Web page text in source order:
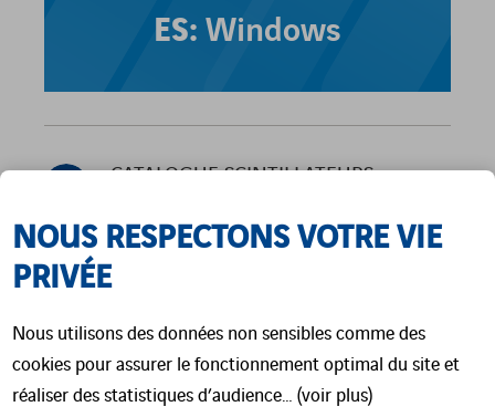
ES:Windows
CATALOGUE SCINTILLATEURS
NOUS RESPECTONS VOTRE VIE
PRIVÉE
Nous utilisons des données non sensibles comme des
cookies pour assurer le fonctionnement optimal du site et
réaliser des statistiques d’audience… (voir plus)